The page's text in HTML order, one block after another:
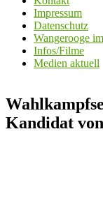
Impressum
Datenschutz
Wangerooge
Infos/Filme
Medien aktuell
Kandidat